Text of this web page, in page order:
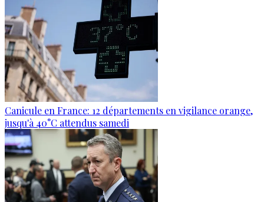
Canicule en France: 12 départements en vigilance orange,
jusqu'à 40°C attendus samedi